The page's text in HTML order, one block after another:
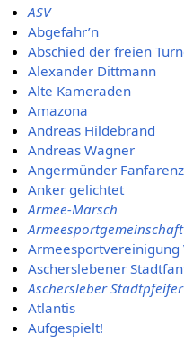
ASV
Abgefahr’n
Abschied der freien
Alexander Dittmann
Alte Kameraden
Amazona
Andreas Hildebrand
Andreas Wagner
Angermünder
Anker gelichtet
Armee-Marsch
Armeesportgemeinschaft
Armeesportvereinigung
Ascherslebener
Aschersleber Stadtpfeifer
Atlantis
Aufgespielt!